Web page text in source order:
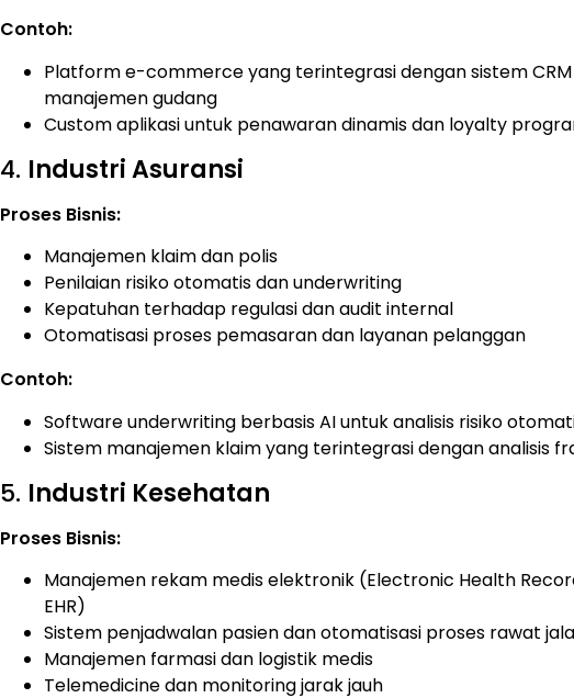
Contoh:
Platform e-commerce yang terintegrasi dengan sistem
manajemen gudang
Custom aplikasi untuk penawaran dinamis dan loyalty
4. Industri Asuransi
Proses Bisnis:
Manajemen klaim dan polis
Penilaian risiko otomatis dan underwriting
Kepatuhan terhadap regulasi dan audit internal
Otomatisasi proses pemasaran dan layanan pelanggan
Contoh:
Software underwriting berbasis AI untuk analisis risiko
Sistem manajemen klaim yang terintegrasi dengan analisis
5. Industri Kesehatan
Proses Bisnis:
Manajemen rekam medis elektronik (Electronic Health
EHR)
Sistem penjadwalan pasien dan otomatisasi proses rawat
Manajemen farmasi dan logistik medis
Telemedicine dan monitoring jarak jauh